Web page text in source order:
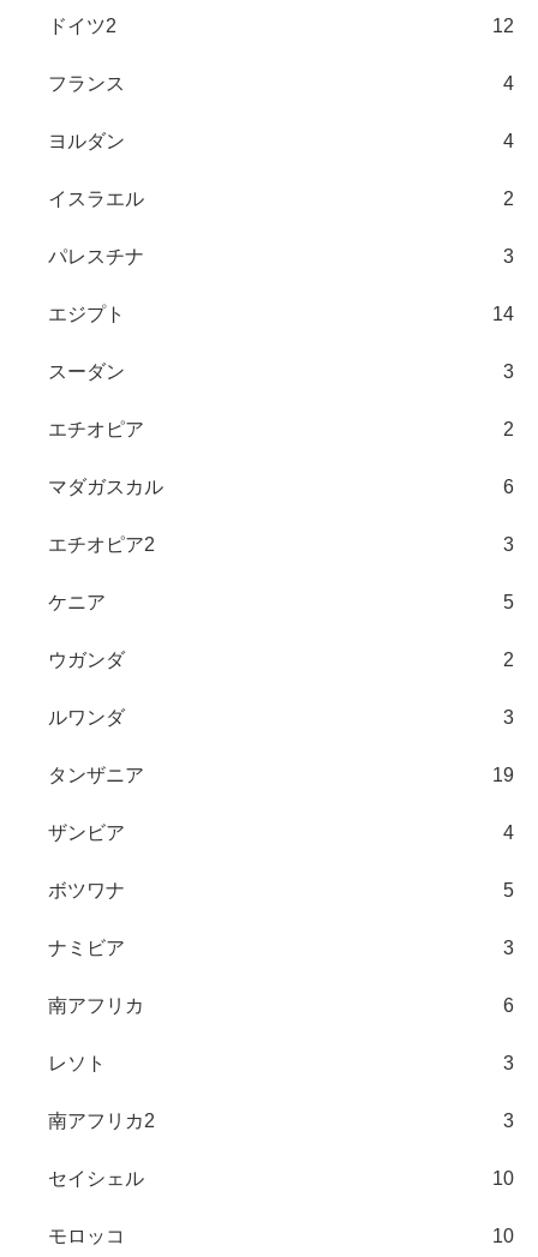
ドイツ2 12
フランス 4
ヨルダン 4
イスラエル 2
パレスチナ 3
エジプト 14
スーダン 3
エチオピア 2
マダガスカル 6
エチオピア2 3
ケニア 5
ウガンダ 2
ルワンダ 3
タンザニア 19
ザンビア 4
ボツワナ 5
ナミビア 3
南アフリカ 6
レソト 3
南アフリカ2 3
セイシェル 10
モロッコ 10